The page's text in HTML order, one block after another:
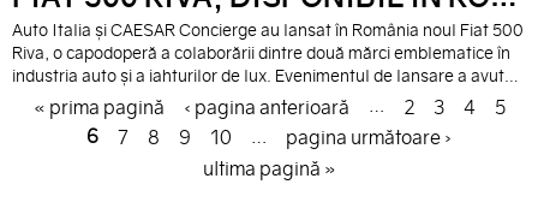
Auto Italia și CAESAR Concierge au lansat în România noul Fiat 500
Riva, o capodoperă a colaborării dintre două mărci emblematice în
industria auto și a iahturilor de lux. Evenimentul de lansare a avut
loc la standul Auto Italia de la Salonul Auto București și Accesorii,
organizat la Romaero. Fiat 500 Riva a fost expus alături de un
exemplar Riva Ariston din 1968.
« prima pagină ‹ pagina anterioară 2 3 4
5
6
7 8 9 10
pagina următoare ›
ultima pagină »